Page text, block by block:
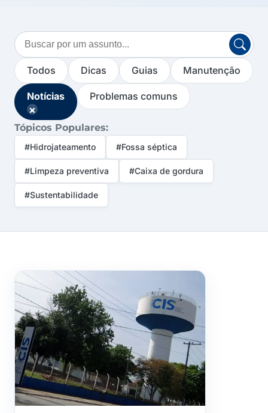
Buscar
no
blogTodos Dicas Guias Manutenção
Notícias
×
Problemas comuns
Tópicos Populares:
#Hidrojateamento #Fossa séptica
#Limpeza preventiva #Caixa de gordura
#Sustentabilidade